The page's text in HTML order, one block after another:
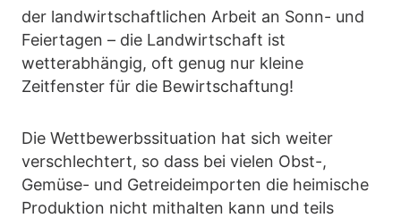
der landwirtschaftlichen Arbeit an Sonn- und
Feiertagen – die Landwirtschaft ist
wetterabhängig, oft genug nur kleine
Zeitfenster für die Bewirtschaftung!
Die Wettbewerbssituation hat sich weiter
verschlechtert, so dass bei vielen Obst-,
Gemüse- und Getreideimporten die heimische
Produktion nicht mithalten kann und teils